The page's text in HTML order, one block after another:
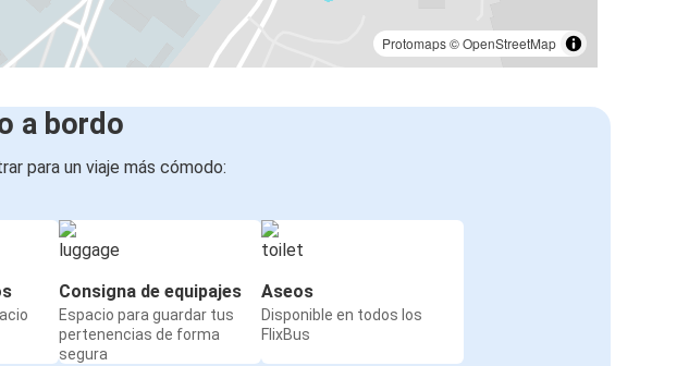
Protomaps©OpenStreetMap
a bordo
para un viaje más cómodo:
Consigna de equipajes
Espacio para guardar tus
pertenencias de forma
segura
Aseos
Disponible en todos los
FlixBus